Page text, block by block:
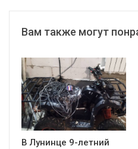
Вам также могут
В Лунинце 9-летний